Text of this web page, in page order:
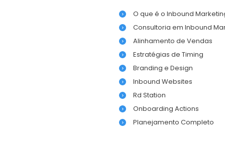
O que é o Inbound
Consultoria em Inbound
Alinhamento de Vendas
Estratégias de Timing
Branding e Design
Inbound Websites
Rd Station
Onboarding Actions
Planejamento Completo